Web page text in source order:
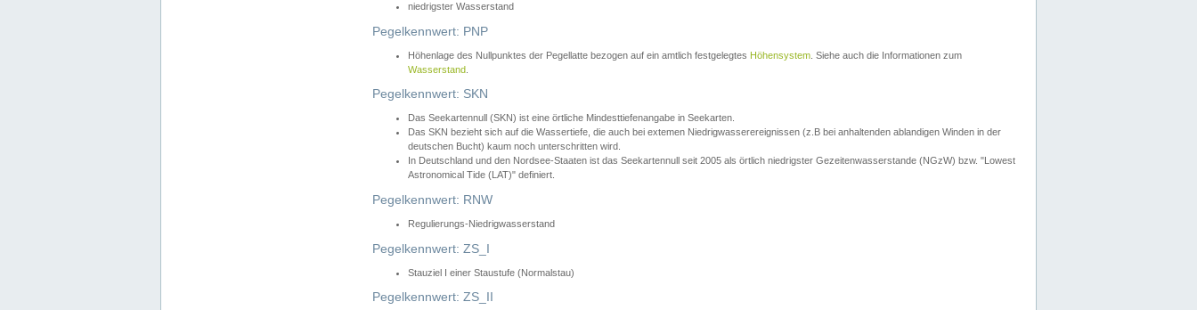
niedrigster Wasserstand
Pegelkennwert: PNP
Höhenlage des Nullpunktes der Pegellatte bezogen auf ein amtlich festgelegtes Höhensystem . Siehe auch die Informationen zum
Wasserstand
Pegelkennwert: SKN
Das Seekartennull (SKN) ist eine örtliche Mindesttiefenangabe in Seekarten.
Das SKN bezieht sich auf die Wassertiefe, die auch bei extemen Niedrigwasserereignissen (z.B bei anhaltenden ablandigen Winden in der
deutschen Bucht) kaum noch unterschritten wird.
In Deutschland und den Nordsee-Staaten ist das Seekartennull seit 2005 als örtlich niedrigster Gezeitenwasserstande (NGzW) bzw. "Lowest
Astronomical Tide (LAT)" definiert.
Pegelkennwert: RNW
Regulierungs-Niedrigwasserstand
Pegelkennwert: ZS_I
Stauziel I einer Staustufe (Normalstau)
Pegelkennwert: ZS_II